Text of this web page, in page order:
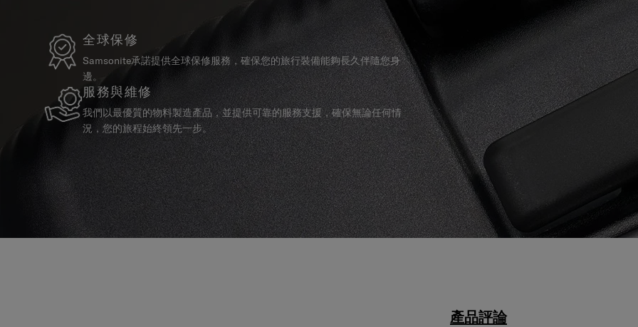
全球保修
Samsonite承諾提供全球保修服務，確保您的旅行裝備能夠長久伴隨您身
邊。
服務與維修
我們以最優質的物料製造產品，並提供可靠的服務支援，確保無論任何情
況，您的旅程始終領先一步。
產品評論